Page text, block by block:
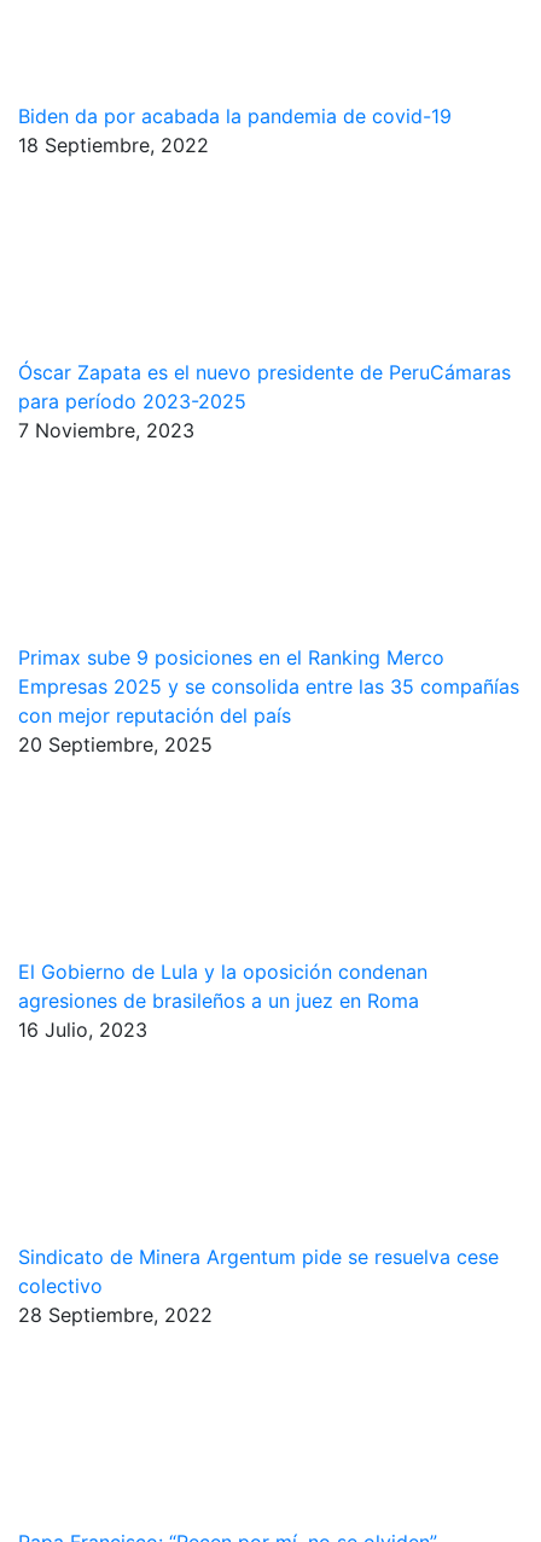
Biden da por acabada la pandemia de covid-19
18 Septiembre, 2022
Óscar Zapata es el nuevo presidente de PeruCámaras
para período 2023-2025
7 Noviembre, 2023
Primax sube 9 posiciones en el Ranking Merco
Empresas 2025 y se consolida entre las 35 compañías
con mejor reputación del país
20 Septiembre, 2025
El Gobierno de Lula y la oposición condenan
agresiones de brasileños a un juez en Roma
16 Julio, 2023
Sindicato de Minera Argentum pide se resuelva cese
colectivo
28 Septiembre, 2022